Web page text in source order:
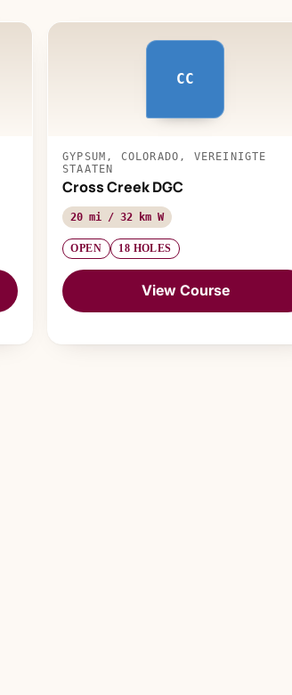
CC
GYPSUM, COLORADO, VEREINIGTE
STAATEN
Cross Creek DGC
20 mi / 32 km W
OPEN 18 HOLES
View Course